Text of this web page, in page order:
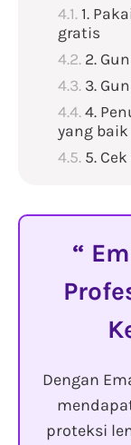
1.
gratis
2.
3.
4.
yang baik
5.
Dengan
proteksi